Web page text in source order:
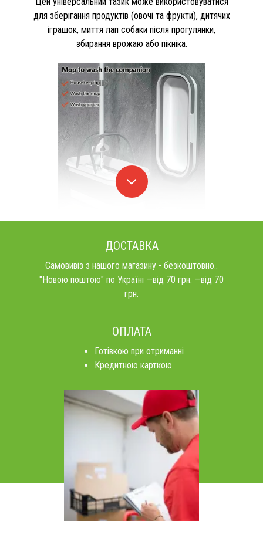
для зберігання продуктів (овочі та фрукти), дитячих
іграшок, миття лап собаки після прогулянки,
збирання врожаю або пікніка.
ДОСТАВКА
Самовивіз з нашого магазину - безкоштовно..
"Новою поштою" по Україні —від 70 грн. —від 70
грн.
ОПЛАТА
Готівкою при отриманні
Кредитною карткою